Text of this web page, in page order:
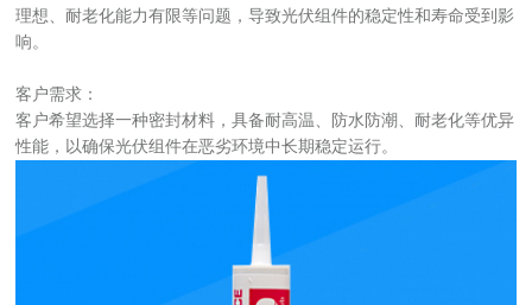
理想、耐老化能力有限等问题，导致光伏组件的稳定性和寿命受到影
响。
客户需求：
客户希望选择一种密封材料，具备耐高温、防水防潮、耐老化等优异
性能，以确保光伏组件在恶劣环境中长期稳定运行。